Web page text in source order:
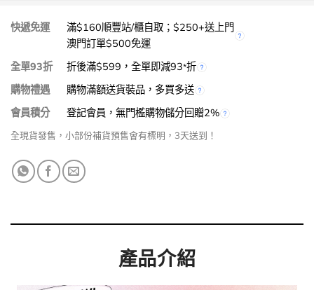
快遞免運
滿$160順豐站/櫃自取；$250+送上門
澳門訂單$500免運
全單93折
折後滿$599，全單即減93*折
購物禮遇
購物滿額送貨裝品，多買多送
會員積分
登記會員，無門檻購物儲分回贈2%
全現貨發售，小部份補貨預售會有標明，3天送到！
產品介紹